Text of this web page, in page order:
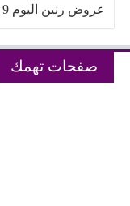
عروض رنين اليوم 9 و 10 اغسطس 2026 للأدوات المنزلية
صفحات تهمك